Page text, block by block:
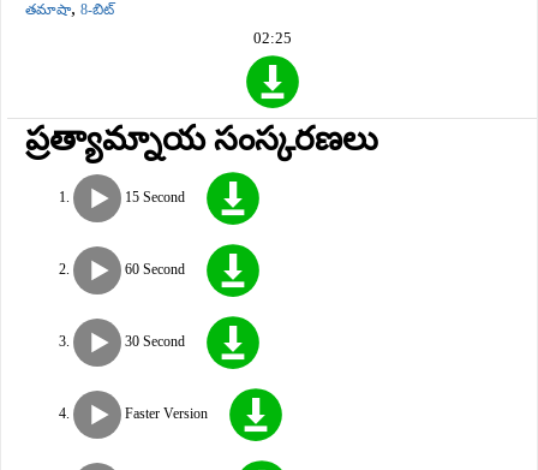
తమాషా, 8-బిట్
02:25
ప్రత్యామ్నాయ సంస్కరణలు
15 Second
60 Second
30 Second
Faster Version